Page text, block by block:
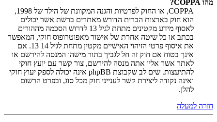
מהו COPPA?
COPPA, או החוק לפרטיות והגנה המקוונת של הילד של 1998,
הוא חוק בארצות הברית הדורש מאתרים ברשת אשר יכולים
לאסוף מידע מקטינים מתחת לגיל 13 לדרוש הסכמה מההורים
בכתב או כל שיטה אחרת של אישור מאפוטרופוס חוקי, המאפשר
את איסוף פרטי הזיהוי האישיים מקטין מתחת לגיל 14 13. אם
אינך בטוח אם חוק זה חל לגביך בתור מישהו המנסה להירשם או
לאתר אשר אליו אתה מנסה להירשם, צור קשר עם יועץ חוקי
להתיעצות. שים לב שקבוצת phpBB אינה יכולה לספק יעוץ חוקי
ואינה נקודה ליצירת קשר לענייני חוק מכל סוג, ובפרט הרשום
להלן.
חזרה למעלה